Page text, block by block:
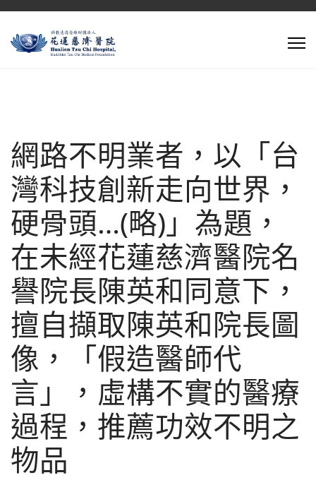
網路不明業者，以「台
灣科技創新走向世界，
硬骨頭…(略)」為題，
在未經花蓮慈濟醫院名
譽院長陳英和同意下，
擅自擷取陳英和院長圖
像，「假造醫師代
言」，虛構不實的醫療
過程，推薦功效不明之
物品